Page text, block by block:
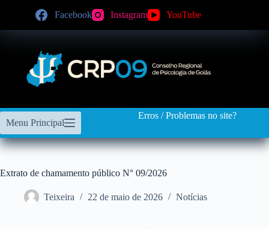
Facebook Instagram YouTube
Menu Principal
Erros / Problemas no site?
Extrato de chamamento público N° 09/2026
Teixeira 22 de maio de 2026 Notícias